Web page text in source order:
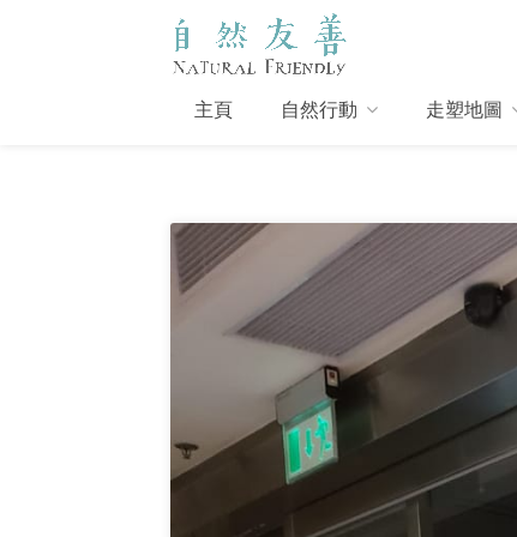
主頁 自然行動 走塑地圖